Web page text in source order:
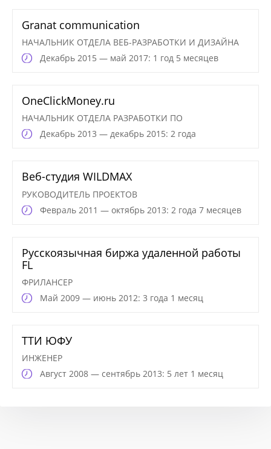
Granat communication
НАЧАЛЬНИК ОТДЕЛА ВЕБ-РАЗРАБОТКИ И ДИЗАЙНА
Декабрь 2015 — май 2017: 1 год 5 месяцев
OneClickMoney.ru
НАЧАЛЬНИК ОТДЕЛА РАЗРАБОТКИ ПО
Декабрь 2013 — декабрь 2015: 2 года
Веб-студия WILDMAX
РУКОВОДИТЕЛЬ ПРОЕКТОВ
Февраль 2011 — октябрь 2013: 2 года 7 месяцев
Русскоязычная биржа удаленной работы
FL
ФРИЛАНСЕР
Май 2009 — июнь 2012: 3 года 1 месяц
ТТИ ЮФУ
ИНЖЕНЕР
Август 2008 — сентябрь 2013: 5 лет 1 месяц